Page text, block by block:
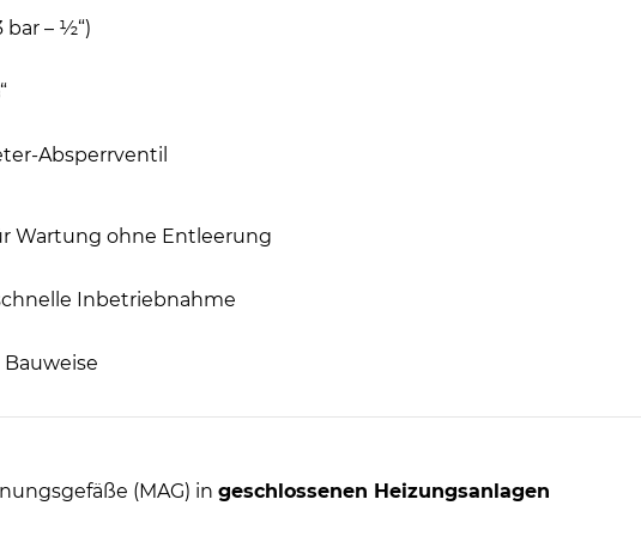
bar – ½“)
Absperrventil
Wartung ohne Entleerung
Inbetriebnahme
(MAG) in geschlossenen Heizungsanlagen